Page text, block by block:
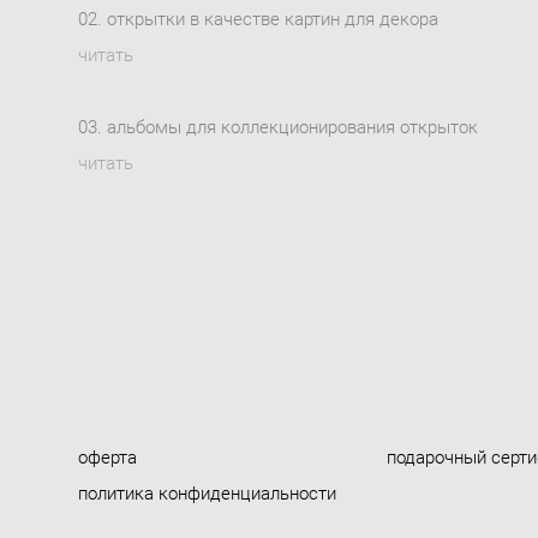
02. открытки в качестве картин для декора
читать
03. альбомы для коллекционирования открыток
читать
оферта
политика конфиденциальности
подарочный